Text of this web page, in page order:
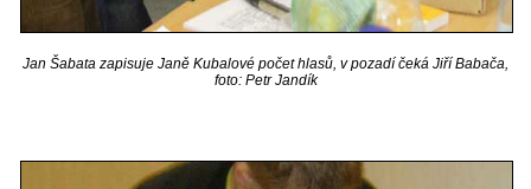
Jan Šabata zapisuje Janě Kubalové počet hlasů, v pozadí čeká Jiří Babača,
foto: Petr Jandík